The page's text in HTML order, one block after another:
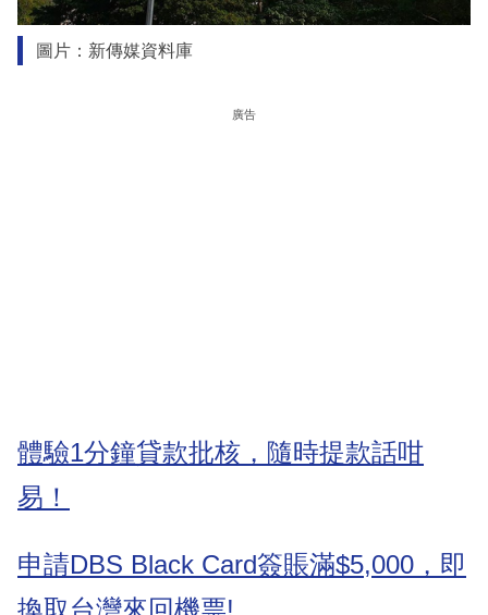
圖片：新傳媒資料庫
廣告
體驗1分鐘貸款批核，隨時提款話咁
易！
申請DBS Black Card簽賬滿$5,000，即
換取台灣來回機票!